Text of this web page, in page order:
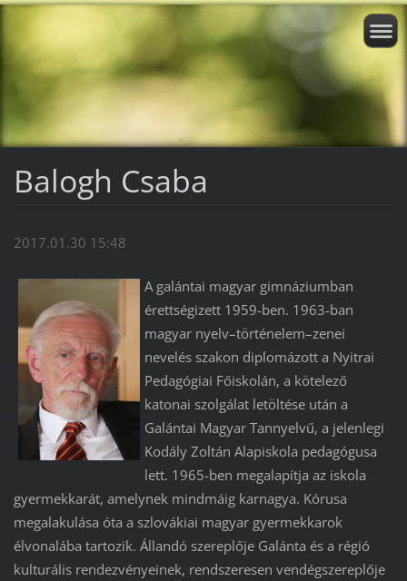
Balogh Csaba
2017.01.30 15:48
A galántai magyar gimnáziumban
érettségizett 1959-ben. 1963-ban
magyar nyelv–történelem–zenei
nevelés szakon diplomázott a Nyitrai
Pedagógiai Főiskolán, a kötelező
katonai szolgálat letöltése után a
Galántai Magyar Tannyelvű, a jelenlegi
Kodály Zoltán Alapiskola pedagógusa
lett. 1965-ben megalapítja az iskola
gyermekkarát, amelynek mindmáig karnagya. Kórusa
megalakulása óta a szlovákiai magyar gyermekkarok
élvonalába tartozik. Állandó szereplője Galánta és a régió
kulturális rendezvényeinek, rendszeresen vendégszereplője